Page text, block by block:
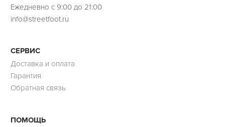
Ежедневно с 9:00 до 21:00
info@streetfoot.ru
СЕРВИС
Доставка и оплата
Гарантия
Обратная связь
ПОМОЩЬ